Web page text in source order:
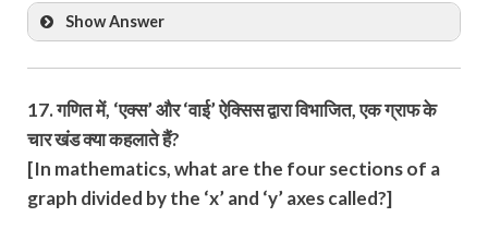
Show Answer
17. गणित में, ‘एक्स’ और ‘वाई’ ऐक्सिस द्वारा विभाजित, एक ग्राफ के
चार खंड क्या कहलाते हैं?
[In mathematics, what are the four sections of a
graph divided by the ‘x’ and ‘y’ axes called?]